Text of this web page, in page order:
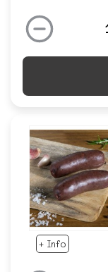
+ Info